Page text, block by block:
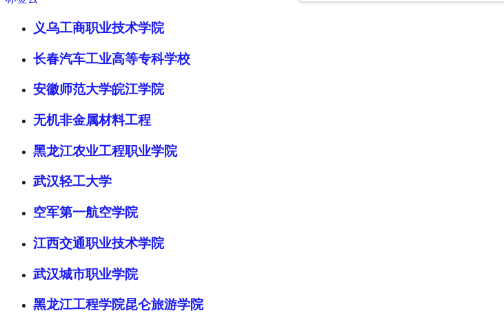
义乌工商职业技术学院
长春汽车工业高等专科学校
安徽师范大学皖江学院
无机非金属材料工程
黑龙江农业工程职业学院
武汉轻工大学
空军第一航空学院
江西交通职业技术学院
武汉城市职业学院
黑龙江工程学院昆仑旅游学院